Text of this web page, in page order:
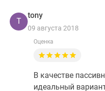
T
tony
09 августа 2018
Оценка
В качестве
идеальный